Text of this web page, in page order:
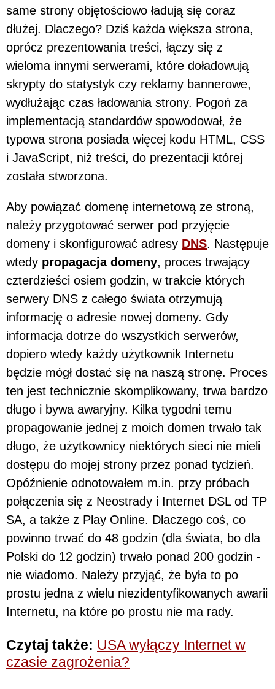
same strony objętościowo ładują się coraz
dłużej. Dlaczego? Dziś każda większa strona,
oprócz prezentowania treści, łączy się z
wieloma innymi serwerami, które doładowują
skrypty do statystyk czy reklamy bannerowe,
wydłużając czas ładowania strony. Pogoń za
implementacją standardów spowodował, że
typowa strona posiada więcej kodu HTML, CSS
i JavaScript, niż treści, do prezentacji której
została stworzona.
Aby powiązać domenę internetową ze stroną,
należy przygotować serwer pod przyjęcie
domeny i skonfigurować adresy DNS. Następuje
wtedy propagacja domeny, proces trwający
czterdzieści osiem godzin, w trakcie których
serwery DNS z całego świata otrzymują
informację o adresie nowej domeny. Gdy
informacja dotrze do wszystkich serwerów,
dopiero wtedy każdy użytkownik Internetu
będzie mógł dostać się na naszą stronę. Proces
ten jest technicznie skomplikowany, trwa bardzo
długo i bywa awaryjny. Kilka tygodni temu
propagowanie jednej z moich domen trwało tak
długo, że użytkownicy niektórych sieci nie mieli
dostępu do mojej strony przez ponad tydzień.
Opóźnienie odnotowałem m.in. przy próbach
połączenia się z Neostrady i Internet DSL od TP
SA, a także z Play Online. Dlaczego coś, co
powinno trwać do 48 godzin (dla świata, bo dla
Polski do 12 godzin) trwało ponad 200 godzin -
nie wiadomo. Należy przyjąć, że była to po
prostu jedna z wielu niezidentyfikowanych awarii
Internetu, na które po prostu nie ma rady.
Czytaj także: USA wyłączy Internet w
czasie zagrożenia?